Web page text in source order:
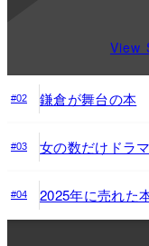
View
#02 鎌倉が舞台の本
#03 女の数だけドラ
#04 2025年に売れた